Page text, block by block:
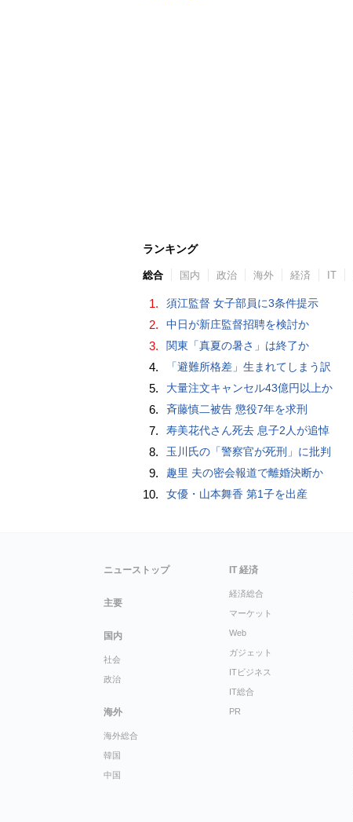
ランキング
総合 国内 政治 海外 経済 IT
1. 須江監督 女子部員に3条件提示
2. 中日が新庄監督招聘を検討か
3. 関東「真夏の暑さ」は終了か
4. 「避難所格差」生まれてしまう訳
5. 大量注文キャンセル43億円以上か
6. 斉藤慎二被告 懲役7年を求刑
7. 寿美花代さん死去 息子2人が追悼
8. 玉川氏の「警察官が死刑」に批判
9. 趣里 夫の密会報道で離婚決断か
10. 女優・山本舞香 第1子を出産
ニューストップ
主要
国内
社会
政治
海外
海外総合
韓国
中国
IT 経済
経済総合
マーケット
Web
ガジェット
ITビジネス
IT総合
PR